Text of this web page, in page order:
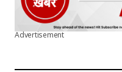
Advertisement